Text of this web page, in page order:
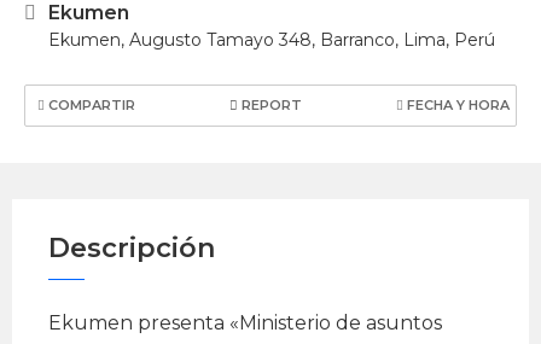
Ekumen
Ekumen, Augusto Tamayo 348, Barranco, Lima, Perú
COMPARTIR REPORT FECHA Y HORA
Descripción
Ekumen presenta «Ministerio de asuntos